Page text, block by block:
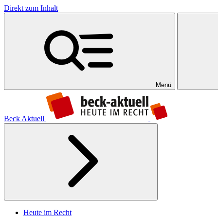
Direkt zum Inhalt
Menü
Beck Aktuell
Heute im Recht